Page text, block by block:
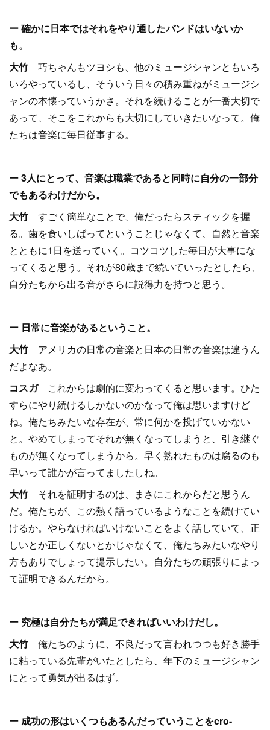
ー 確かに日本ではそれをやり通したバンドはいないか
も。
大竹 巧ちゃんもツヨシも、他のミュージシャンともいろ
いろやっているし、そういう日々の積み重ねがミュージシ
ャンの本懐っていうかさ。それを続けることが一番大切で
あって、そこをこれからも大切にしていきたいなって。俺
たちは音楽に毎日従事する。
ー 3人にとって、音楽は職業であると同時に自分の一部分
でもあるわけだから。
大竹 すごく簡単なことで、俺だったらスティックを握
る。歯を食いしばってということじゃなくて、自然と音楽
とともに1日を送っていく。コツコツした毎日が大事にな
ってくると思う。それが80歳まで続いていったとしたら、
自分たちから出る音がさらに説得力を持つと思う。
ー 日常に音楽があるということ。
大竹 アメリカの日常の音楽と日本の日常の音楽は違うん
だよなあ。
コスガこれからは劇的に変わってくると思います。ひた
すらにやり続けるしかないのかなって俺は思いますけど
ね。俺たちみたいな存在が、常に何かを投げていかない
と。やめてしまってそれが無くなってしまうと、引き継ぐ
ものが無くなってしまうから。早く熟れたものは腐るのも
早いって誰かが言ってましたしね。
大竹 それを証明するのは、まさにこれからだと思うん
だ。俺たちが、この熱く語っているようなことを続けてい
けるか。やらなければいけないことをよく話していて、正
しいとか正しくないとかじゃなくて、俺たちみたいなやり
方もありでしょって提示したい。自分たちの頑張りによっ
て証明できるんだから。
ー 究極は自分たちが満足できればいいわけだし。
大竹 俺たちのように、不良だって言われつつも好き勝手
に粘っている先輩がいたとしたら、年下のミュージシャン
にとって勇気が出るはず。
ー 成功の形はいくつもあるんだっていうことをcro-